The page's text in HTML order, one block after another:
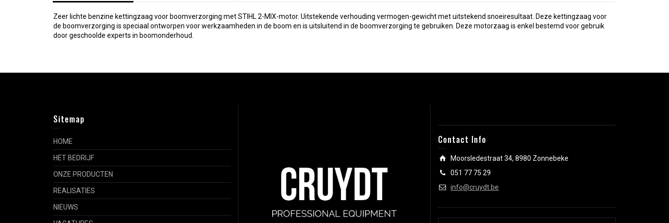
Zeer lichte benzine kettingzaag voor boomverzorging met STIHL 2-MIX-motor. Uitstekende verhouding vermogen-gewicht met uitstekend snoeiresultaat. Deze kettingzaag voor
de boomverzorging is speciaal ontworpen voor werkzaamheden in de boom en is uitsluitend in de boomverzorging te gebruiken. Deze motorzaag is enkel bestemd voor gebruik
door geschoolde experts in boomonderhoud.
Sitemap
HOME
HET BEDRIJF
ONZE PRODUCTEN
REALISATIES
NIEUWS
Contact Info
Moorsledestraat 34, 8980 Zonnebeke
051 77 75 29
info@cruydt.be